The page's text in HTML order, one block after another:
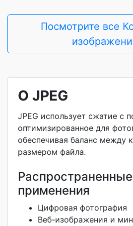
Посмотрите все
О JPEG
JPEG использует сжатие с
оптимизированное для
обеспечивая баланс между
размером файла.
применения
Цифровая фотография
Веб-изображения и